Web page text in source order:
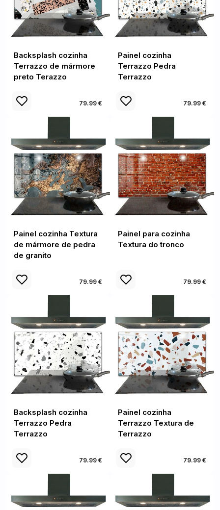
Backsplash cozinha
Terrazzo de mármore
preto Terazzo
79.99 €
Painel cozinha
Terrazzo Pedra
Terrazzo
79.99 €
Painel cozinha Textura
de mármore de pedra
de granito
79.99 €
Painel para cozinha
Textura do tronco
79.99 €
Backsplash cozinha
Terrazzo Pedra
Terrazzo
79.99 €
Painel cozinha
Terrazzo Textura de
Terrazzo
79.99 €